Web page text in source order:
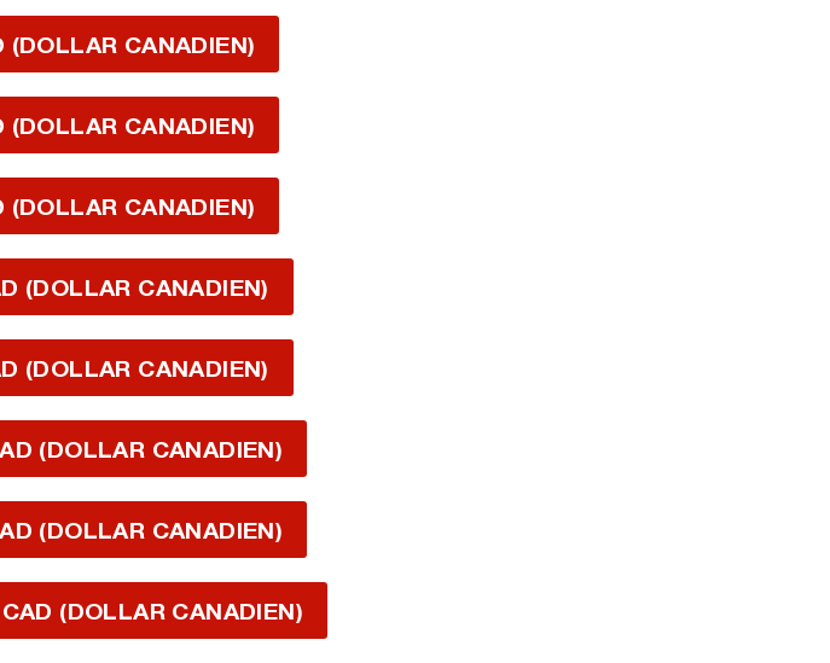
(DOLLAR CANADIEN)
(DOLLAR CANADIEN)
(DOLLAR CANADIEN)
(DOLLAR CANADIEN)
(DOLLAR CANADIEN)
(DOLLAR CANADIEN)
(DOLLAR CANADIEN)
(DOLLAR CANADIEN)